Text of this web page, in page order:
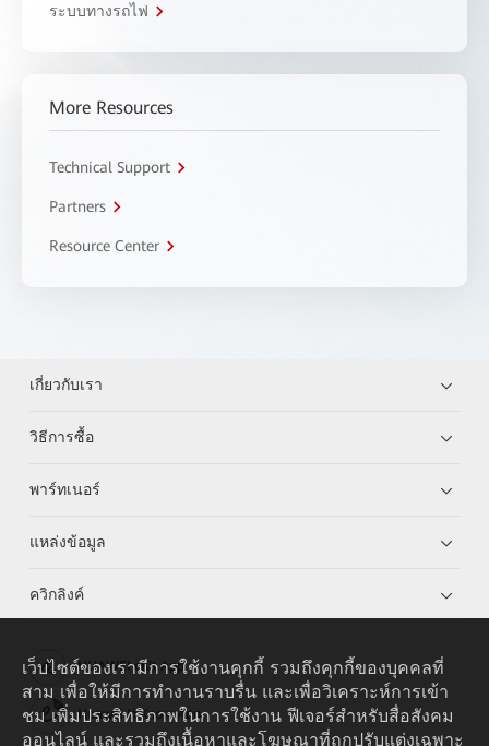
ระบบทางรถไฟ
More Resources
Technical Support
Partners
Resource Center
เกี่ยวกับเรา
วิธีการซื้อ
พาร์ทเนอร์
แหล่งข้อมูล
ควิกลิงค์
HUAWEI eKit App
Huawei HiKnow App
เว็บไซต์ของเรามีการใช้งานคุกกี้ รวมถึงคุกกี้ของบุคคลที่
สาม เพื่อให้มีการทำงานราบรื่น และเพื่อวิเคราะห์การเข้า
ชม เพิ่มประสิทธิภาพในการใช้งาน ฟีเจอร์สำหรับสื่อสังคม
ออนไลน์ และรวมถึงเนื้อหาและโฆษณาที่ถูกปรับแต่งเฉพาะ